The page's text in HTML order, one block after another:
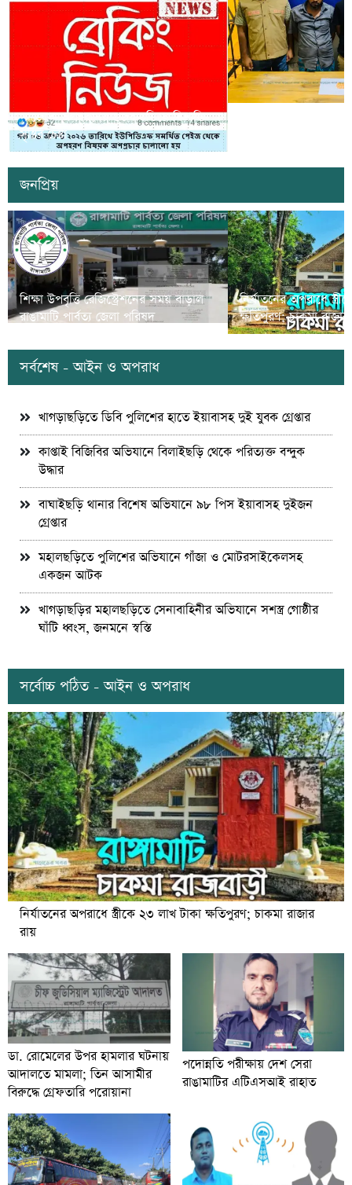
সাজেকে অপহরণের গুজব ছড়িয়ে বিভ্রান্তি
সৃষ্টির চেষ্টা
জনপ্রিয়
শিক্ষা উপবৃত্তি রেজিস্ট্রেশনের সময় বাড়াল
রাঙামাটি পার্বত্য জেলা পরিষদ
নির্যাতনের অপরাধে
ক্ষতিপুরণ; চাকমা
সর্বশেষ - আইন ও অপরাধ
খাগড়াছড়িতে ডিবি পুলিশের হাতে ইয়াবাসহ দুই যুবক গ্রেপ্তার
কাপ্তাই বিজিবির অভিযানে বিলাইছড়ি থেকে পরিত্যক্ত বন্দুক
উদ্ধার
বাঘাইছড়ি থানার বিশেষ অভিযানে ৯৮ পিস ইয়াবাসহ দুইজন
গ্রেপ্তার
মহালছড়িতে পুলিশের অভিযানে গাঁজা ও মোটরসাইকেলসহ
একজন আটক
খাগড়াছড়ির মহালছড়িতে সেনাবাহিনীর অভিযানে সশস্ত্র গোষ্ঠীর
ঘাঁটি ধ্বংস, জনমনে স্বস্তি
সর্বোচ্চ পঠিত - আইন ও অপরাধ
নির্যাতনের অপরাধে স্ত্রীকে ২৩ লাখ টাকা ক্ষতিপুরণ; চাকমা রাজার
রায়
ডা. রোমেলের উপর হামলার ঘটনায়
আদালতে মামলা; তিন আসামীর
বিরুদ্ধে গ্রেফতারি পরোয়ানা
পদোন্নতি পরীক্ষায় দেশ সেরা
রাঙামাটির এটিএসআই রাহাত